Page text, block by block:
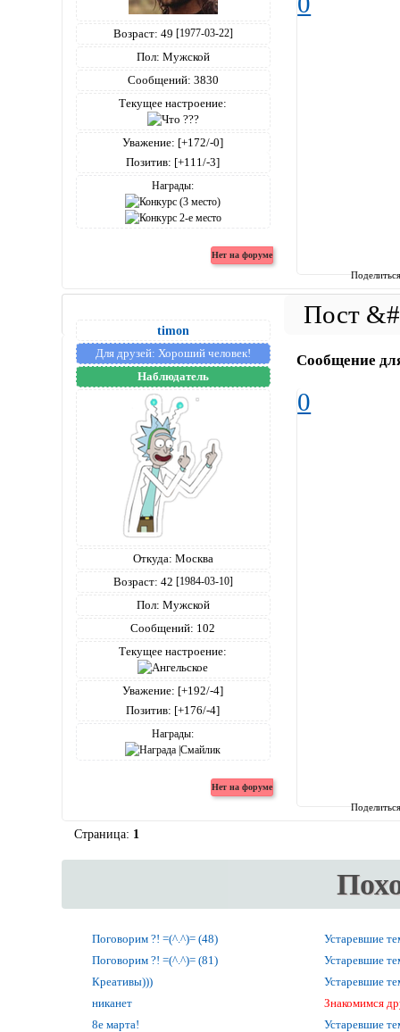
Возраст: 49 [1977-03-22]
Пол: Мужской
Сообщений: 3830
Текущее настроение:
Уважение: [+172/-0]
Позитив: [+111/-3]
Награды:
timon
Для друзей: Хороший человек!
Наблюдатель
Откуда: Москва
Возраст: 42 [1984-03-10]
Пол: Мужской
Сообщений: 102
Текущее настроение:
Уважение: [+192/-4]
Позитив: [+176/-4]
Награды:
Сообщение
0
Страница: 1
Поговорим ?! =(^.^)= (48)
Устаревшие
Поговорим ?! =(^.^)= (81)
Устаревшие
Креативы)))
Устаревшие
никанет
Знакомимся
8е марта!
Устаревшие